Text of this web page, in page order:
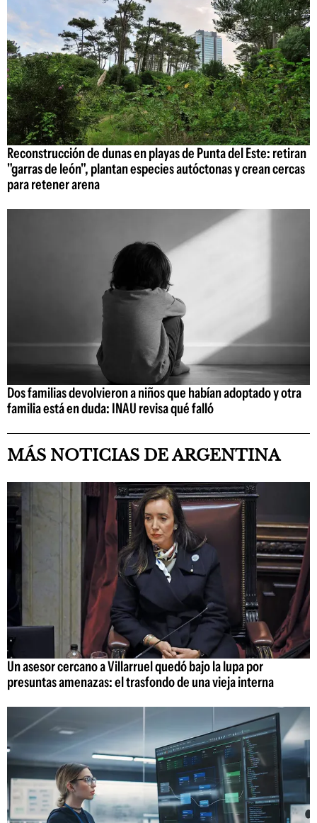
Reconstrucción de dunas en playas de Punta del Este: retiran
"garras de león", plantan especies autóctonas y crean cercas
para retener arena
Dos familias devolvieron a niños que habían adoptado y otra
familia está en duda: INAU revisa qué falló
MÁS NOTICIAS DE ARGENTINA
Un asesor cercano a Villarruel quedó bajo la lupa por
presuntas amenazas: el trasfondo de una vieja interna